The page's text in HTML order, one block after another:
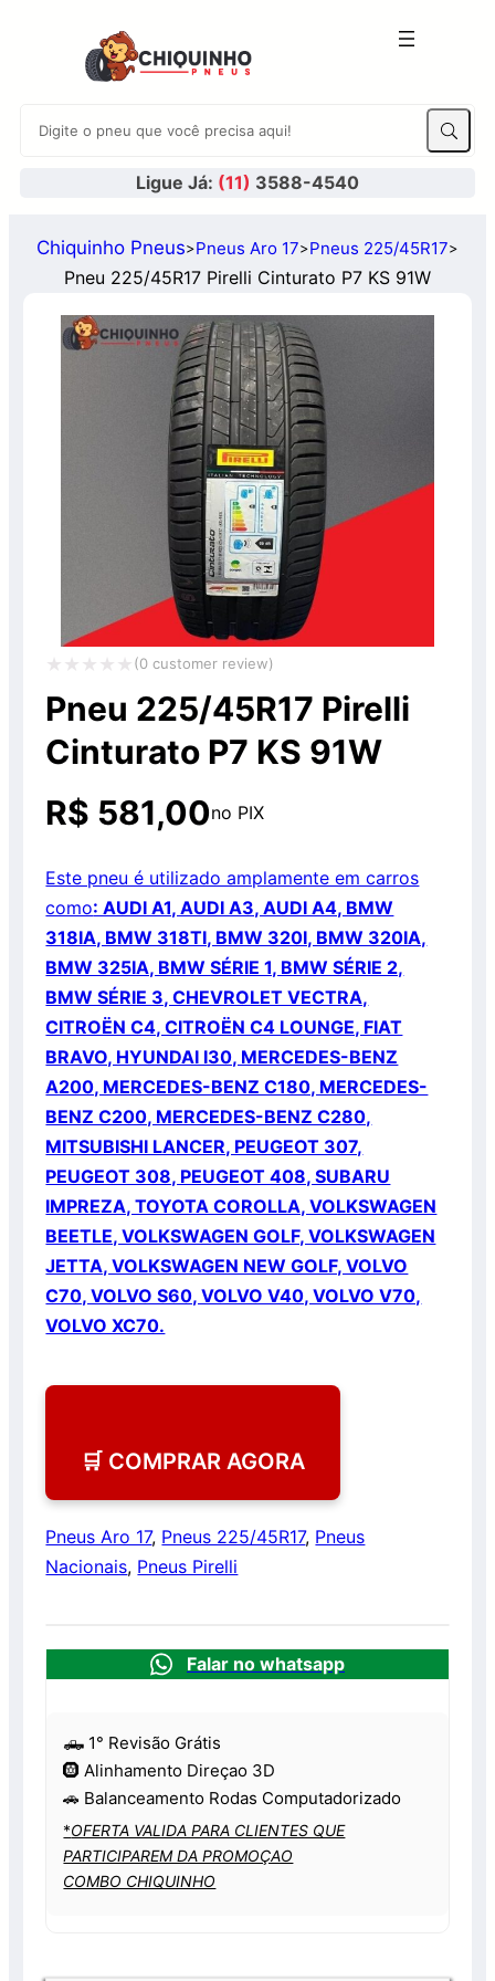
Ligue Já: (11) 3588-4540
Chiquinho Pneus>Pneus Aro 17>Pneus 225/45R17>
Pneu 225/45R17 Pirelli Cinturato P7 KS 91W
Avaliação
0
de
(0 customer review)
Pneu 225/45R17 Pirelli
Cinturato P7 KS 91W
R$ 581,00no PIX
Este pneu é utilizado amplamente em carros
como: AUDI A1, AUDI A3, AUDI A4, BMW
318IA, BMW 318TI, BMW 320I, BMW 320IA,
BMW 325IA, BMW SÉRIE 1, BMW SÉRIE 2,
BMW SÉRIE 3, CHEVROLET VECTRA,
CITROËN C4, CITROËN C4 LOUNGE, FIAT
BRAVO, HYUNDAI I30, MERCEDES-BENZ
A200, MERCEDES-BENZ C180, MERCEDES-
BENZ C200, MERCEDES-BENZ C280,
MITSUBISHI LANCER, PEUGEOT 307,
PEUGEOT 308, PEUGEOT 408, SUBARU
IMPREZA, TOYOTA COROLLA, VOLKSWAGEN
BEETLE, VOLKSWAGEN GOLF, VOLKSWAGEN
JETTA, VOLKSWAGEN NEW GOLF, VOLVO
C70, VOLVO S60, VOLVO V40, VOLVO V70,
VOLVO XC70.
🛒 COMPRAR AGORA
Pneus Aro 17, Pneus 225/45R17, Pneus
Nacionais, Pneus Pirelli
Falar no whatsapp
🛻 1° Revisão Grátis
🛞 Alinhamento Direçao 3D
🚗 Balanceamento Rodas Computadorizado
*OFERTA VALIDA PARA CLIENTES QUE
PARTICIPAREM DA PROMOÇAO
COMBO CHIQUINHO